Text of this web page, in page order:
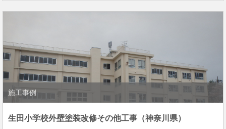
施工事例
生田小学校外壁塗装改修その他工事（神奈川県）